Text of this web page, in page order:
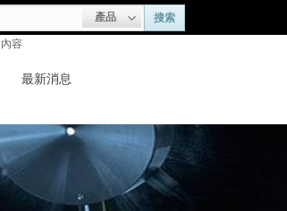
最新消息
產品 搜索
內容